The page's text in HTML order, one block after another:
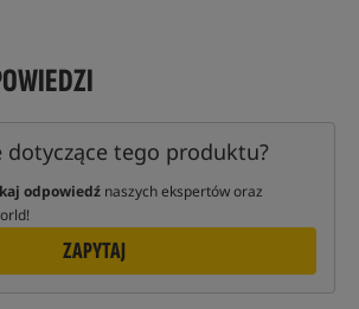
dotyczące tego produktu?
odpowiedź naszych ekspertów oraz
ZAPYTAJ